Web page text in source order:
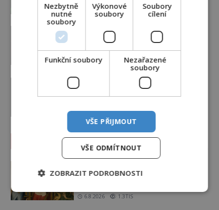
Důkaz mimozemské základny na
dně moře? Rudé skvrny v oceánu,
ze kterých srší blesky!
8.6.2026 3.0TIS
Setkal se geniální malíř a
vynálezce s mimozemšťany a
vstoupil do jiné dimenze?
7.6.2026 3.3TIS
Záhady historie
Relikvie, které putují Evropou a
6.8.2026 1.3TIS
Nezbytně
nutné
soubory
Výkonové
soubory
Soubory
cílení
Funkční soubory
Nezařazené
soubory
VŠE PŘIJMOUT
VŠE ODMÍTNOUT
ZOBRAZIT PODROBNOSTI